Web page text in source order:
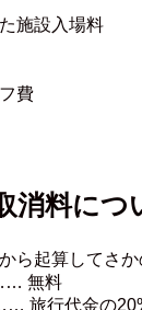
施設入場料
費
消料につ
ら起算してさか
無料
旅行代金の